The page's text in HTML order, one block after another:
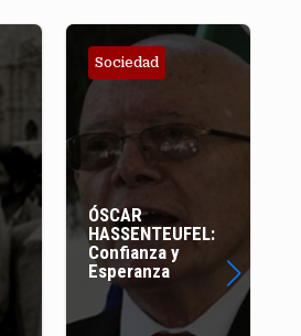
Sociedad
ÓSCAR
HASSENTEUFEL:
Confianza y
Esperanza